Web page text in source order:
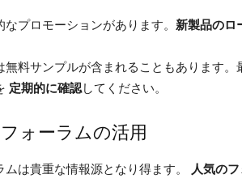
なプロモーションがあります。 新製品のロ
無料サンプルが含まれることもあります
定期的に確認してください。
ォーラムの活用
は貴重な情報源となり得ます。 人気の